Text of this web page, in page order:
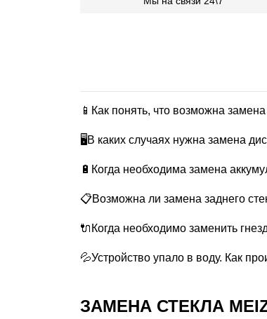
📱Как понять, что возможна замена
🖥В каких случаях нужна замена
🔋Когда необходима замена
📋Возможна ли замена заднего
🔌Когда необходимо заменить
💦Устройство упало в воду. Как
ЗАМЕНА СТЕКЛА